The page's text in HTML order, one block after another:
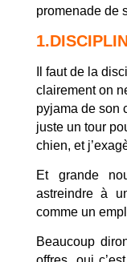
promenade de
Il faut de la
clairement on
pyjama de son
juste un tour
chien, et
Et grande
astreindre à
comme un
Beaucoup